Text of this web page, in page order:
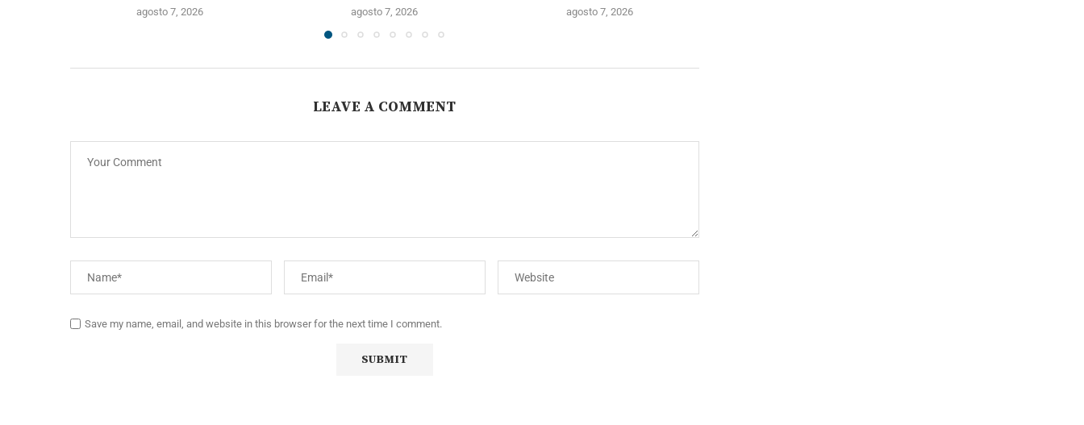
agosto 7, 2026 agosto 7, 2026 agosto 7, 2026
LEAVE A COMMENT
Save my name, email, and website in this browser for the next time I comment.